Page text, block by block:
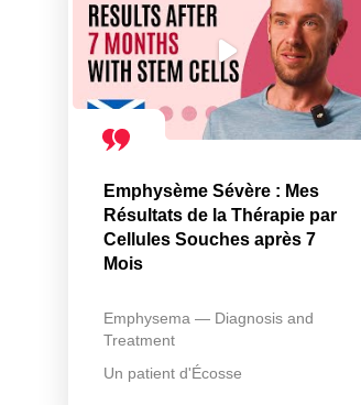
Emphysème Sévère : Mes
Résultats de la Thérapie par
Cellules Souches après 7
Mois
Emphysema — Diagnosis and
Treatment
Un patient d'Écosse